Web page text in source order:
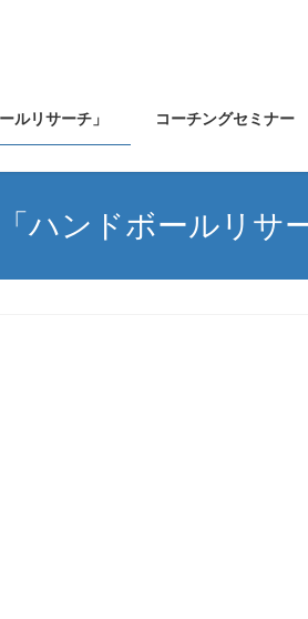
ルリサーチ」 コーチングセミナー
ハンドボールリサ